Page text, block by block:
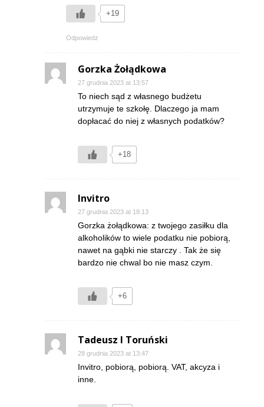
+19
Odpowiedz
Gorzka Żołądkowa
27 grudnia 2023 at 13:57
To niech sąd z własnego budżetu
utrzymuje te szkołę. Dlaczego ja mam
dopłacać do niej z własnych podatków?
+18
Invitro
27 grudnia 2023 at 18:13
Gorzka żołądkowa: z twojego zasiłku dla
alkoholików to wiele podatku nie pobiorą,
nawet na gąbki nie starczy . Tak że się
bardzo nie chwal bo nie masz czym.
+6
Tadeusz I Toruński
28 grudnia 2023 at 13:47
Invitro, pobiorą, pobiorą. VAT, akcyza i
inne.